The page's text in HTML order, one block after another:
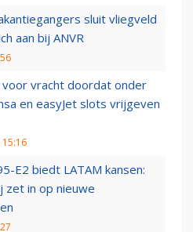
sluit vliegveld
aan bij ANVR
vracht doordat onder
en easyJet slots vrijgeven
15:16
E2 biedt LATAM kansen:
zet in op nieuwe